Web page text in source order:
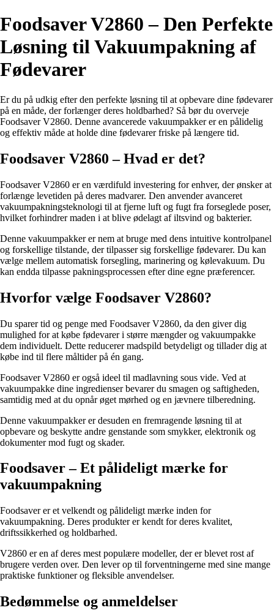
Foodsaver V2860 – Den Perfekte
Løsning til Vakuumpakning af
Fødevarer
Er du på udkig efter den perfekte løsning til at opbevare dine fødevarer
på en måde, der forlænger deres holdbarhed? Så bør du overveje
Foodsaver V2860. Denne avancerede vakuumpakker er en pålidelig
og effektiv måde at holde dine fødevarer friske på længere tid.
Foodsaver V2860 – Hvad er det?
Foodsaver V2860 er en værdifuld investering for enhver, der ønsker at
forlænge levetiden på deres madvarer. Den anvender avanceret
vakuumpakningsteknologi til at fjerne luft og fugt fra forseglede poser,
hvilket forhindrer maden i at blive ødelagt af iltsvind og bakterier.
Denne vakuumpakker er nem at bruge med dens intuitive kontrolpanel
og forskellige tilstande, der tilpasser sig forskellige fødevarer. Du kan
vælge mellem automatisk forsegling, marinering og kølevakuum. Du
kan endda tilpasse pakningsprocessen efter dine egne præferencer.
Hvorfor vælge Foodsaver V2860?
Du sparer tid og penge med Foodsaver V2860, da den giver dig
mulighed for at købe fødevarer i større mængder og vakuumpakke
dem individuelt. Dette reducerer madspild betydeligt og tillader dig at
købe ind til flere måltider på én gang.
Foodsaver V2860 er også ideel til madlavning sous vide. Ved at
vakuumpakke dine ingredienser bevarer du smagen og saftigheden,
samtidig med at du opnår øget mørhed og en jævnere tilberedning.
Denne vakuumpakker er desuden en fremragende løsning til at
opbevare og beskytte andre genstande som smykker, elektronik og
dokumenter mod fugt og skader.
Foodsaver – Et pålideligt mærke for
vakuumpakning
Foodsaver er et velkendt og pålideligt mærke inden for
vakuumpakning. Deres produkter er kendt for deres kvalitet,
driftssikkerhed og holdbarhed.
V2860 er en af deres mest populære modeller, der er blevet rost af
brugere verden over. Den lever op til forventningerne med sine mange
praktiske funktioner og fleksible anvendelser.
Bedømmelse og anmeldelser